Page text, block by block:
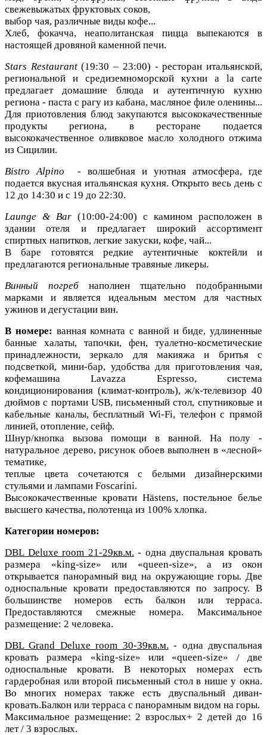
свежевыжатых фруктовых соков,
выбор чая, различные виды кофе...
Хлеб, фокачча, неаполитанская пицца выпекаются в
настоящей дровяной каменной печи.
Stars Restaurant(19:30 – 23:00) - ресторан итальянской,
региональной и средиземноморской кухни а la carte
предлагает домашние блюда и аутентичную кухню
региона - паста с рагу из кабана, масляное филе оленины...
Для приотовления блюд закупаются высококачественные
продукты региона, в ресторане подается
высококачественное оливковое масло холодного отжима
из Сицилии.
Bistro Alpino - волшебная и уютная атмосфера, где
подается вкусная итальянская кухня. Открыто весь день с
12 до 14:30 и с 19 до 22:30.
Launge & Bar (10:00-24:00) с камином расположен в
здании отеля и предлагает широкий ассортимент
спиртных напитков, легкие закуски, кофе, чай...
В баре готовятся редкие аутентичные коктейли и
предлагаются региональные травяные ликеры.
Винный погреб наполнен тщательно подобранными
марками и является идеальным местом для частных
ужинов и дегустации вин.
В номере: ванная комната с ванной и биде, удлиненные
банные халаты, тапочки, фен, туалетно-косметические
принадлежности, зеркало для макияжа и бритья с
подсветкой, мини-бар, удобства для приготовления чая,
кофемашина Lavazza Espresso, система
кондиционирования (климат-контроль), ж/к-телевизор 40
дюймов с портами USB, письменный стол, спутниковые и
кабельные каналы, бесплатный Wi-Fi, телефон с прямой
линией, отопление, сейф.
Шнур/кнопка вызова помощи в ванной. На полу -
натуральное дерево, рисунок обоев выполнен в «лесной»
тематике,
теплые цвета сочетаются с белыми дизайнерскими
стульями и лампами Foscarini.
Высококачественные кровати Hästens, постельное белье
высшего качества, полотенца из 100% хлопка.
Категории номеров:
DBL Deluxe room 21-29кв.м. - одна двуспальная кровать
размера «king-size» или «queen-size», а из окон
открывается панорамный вид на окружающие горы. Две
односпальные кровати предоставляются по запросу. В
большинстве номеров есть балкон или терраса.
Предоставляются смежные номера. Максимальное
размещение: 2 человека.
DBL Grand Deluxe room 30-39кв.м. - одна двуспальная
кровать размера «king-size» или «queen-size» / две
односпальные кровати. В некоторых номерах есть
гардеробная или второй письменный стол в нише у окна.
Во многих номерах также есть двуспальный диван-
кровать.Балкон или терраса с панорамным видом на горы.
Максимальное размещение: 2 взрослых+ 2 детей до 16
лет / 3 взрослых.